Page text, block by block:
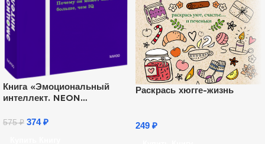
Книга «Эмоциональный
интеллект. NEON
575₽ 374₽
Раскрась хюгге-жизнь
249 ₽